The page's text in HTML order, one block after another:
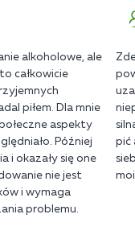
alkoholowe, ale
całkowicie
piłem. Dla mnie
aspekty
Później
i okazały się one
nie jest
i wymaga
problemu.
pić